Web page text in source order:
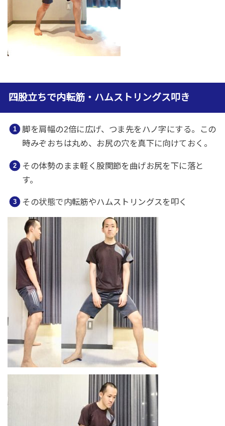
四股立ちで内転筋・ハムストリングス叩き
脚を肩幅の2倍に広げ、つま先をハノ字にする。この
時みぞおちは丸め、お尻の穴を真下に向けておく。
その体勢のまま軽く股関節を曲げお尻を下に落と
す。
その状態で内転筋やハムストリングスを叩く